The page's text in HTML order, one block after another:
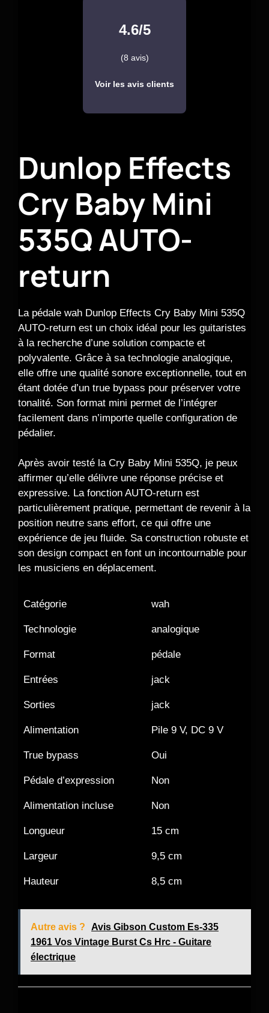
4.6/5
(8 avis)
Voir les avis clients
Dunlop Effects
Cry Baby Mini
535Q AUTO-
return
La pédale wah Dunlop Effects Cry Baby Mini 535Q
AUTO-return est un choix idéal pour les guitaristes
à la recherche d’une solution compacte et
polyvalente. Grâce à sa technologie analogique,
elle offre une qualité sonore exceptionnelle, tout en
étant dotée d’un true bypass pour préserver votre
tonalité. Son format mini permet de l’intégrer
facilement dans n’importe quelle configuration de
pédalier.
Après avoir testé la Cry Baby Mini 535Q, je peux
affirmer qu’elle délivre une réponse précise et
expressive. La fonction AUTO-return est
particulièrement pratique, permettant de revenir à la
position neutre sans effort, ce qui offre une
expérience de jeu fluide. Sa construction robuste et
son design compact en font un incontournable pour
les musiciens en déplacement.
Catégorie wah
Technologie analogique
Format pédale
Entrées jack
Sorties jack
Alimentation Pile 9 V, DC 9 V
True bypass Oui
Pédale d’expression Non
Alimentation incluse Non
Longueur 15 cm
Largeur 9,5 cm
Hauteur 8,5 cm
Autre avis ?
Avis Gibson Custom Es-335
1961 Vos Vintage Burst Cs Hrc - Guitare
électrique